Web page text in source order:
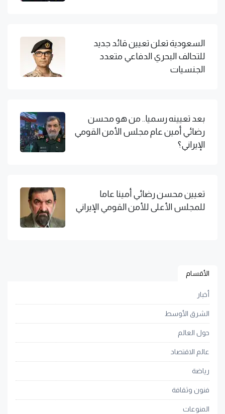
السعودية تعلن تعيين قائد جديد
للتحالف البحري الدفاعي متعدد
الجنسيات
بعد تعيينه رسميا.. من هو محسن
رضائي أمين عام مجلس الأمن القومي
الإيراني؟
تعيين محسن رضائي أمينا عاما
للمجلس الأعلى للأمن القومي الإيراني
الأقسام
أخبار
الشرق الأوسط
حول العالم
عالم الاقتصاد
رياضة
فنون وثقافة
المنوعات